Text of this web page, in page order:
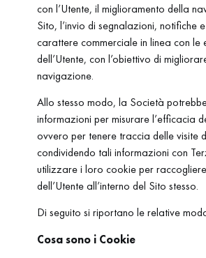
con l’Utente, il miglioramento della
Sito, l’invio di segnalazioni, notifiche
carattere commerciale in linea con le
dell’Utente, con l’obiettivo di
navigazione.
Allo stesso modo, la Società
informazioni per misurare l’efficacia
ovvero per tenere traccia delle visite
condividendo tali informazioni con
utilizzare i loro cookie per
dell’Utente all’interno del Sito stesso.
Di seguito si riportano le relative
Cosa sono i Cookie